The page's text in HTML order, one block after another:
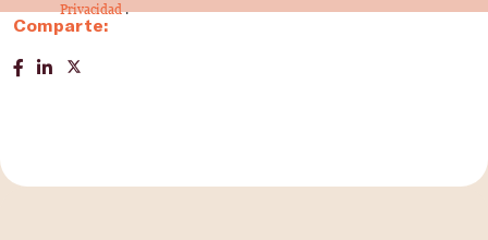
Privacidad.
Comparte: